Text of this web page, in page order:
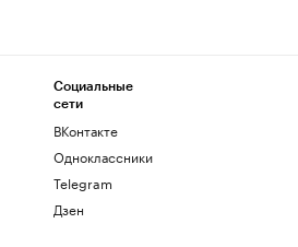
Социальные
сети
ВКонтакте
Одноклассники
Telegram
Дзен